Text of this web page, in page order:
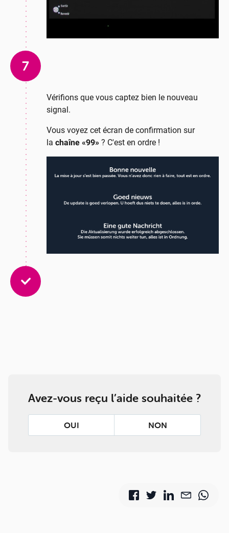
7
Vérifions que vous captez bien le nouveau
signal.
Vous voyez cet écran de confirmation sur
la chaîne «99» ? C'est en ordre !
Avez-vous reçu l’aide souhaitée ?
OUI NON